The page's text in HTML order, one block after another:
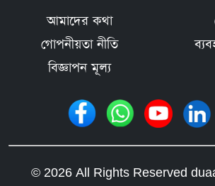
আমাদের কথা
গোপনীয়তা নীতি
বিজ্ঞাপন মূল্য
© 2026 All Rights Reserved